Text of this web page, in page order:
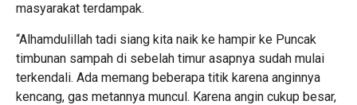
masyarakat terdampak.
“Alhamdulillah tadi siang kita naik ke hampir ke Puncak
timbunan sampah di sebelah timur asapnya sudah mulai
terkendali. Ada memang beberapa titik karena anginnya
kencang, gas metannya muncul. Karena angin cukup besar,